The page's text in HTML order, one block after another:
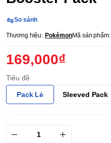
So sánh
Thương hiệu: PokémonMã sản phẩm:
169,000₫
Tiêu đề
Pack Lẻ Sleeved Pack